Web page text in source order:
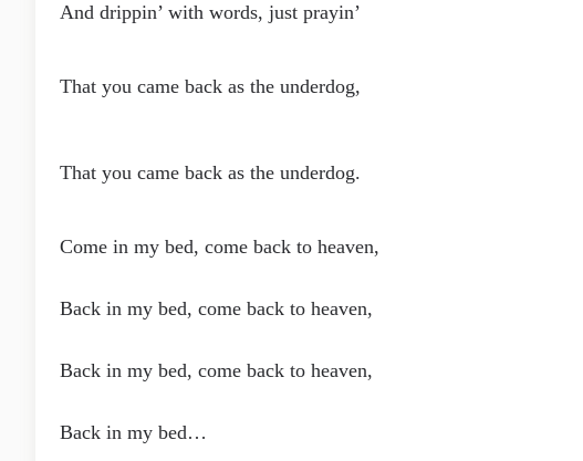
And drippin’ with words, just prayin’
That you came back as the underdog,
That you came back as the underdog.
Come in my bed, come back to heaven,
Back in my bed, come back to heaven,
Back in my bed, come back to heaven,
Back in my bed…